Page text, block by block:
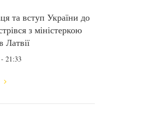
та вступ України до
з міністеркою
Латвії
21:33